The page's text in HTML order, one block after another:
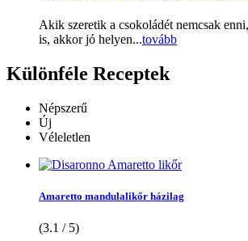
Akik szeretik a csokoládét nemcsak
is, akkor jó helyen...tovább
Különféle Receptek
Népszerű
Új
Véleletlen
Amaretto mandulalikőr házilag
(3.1 / 5)